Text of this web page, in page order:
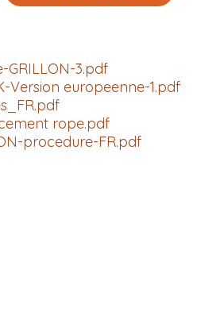
3.pdf
Version europeenne-1.pdf
rope.pdf
procedure-FR.pdf